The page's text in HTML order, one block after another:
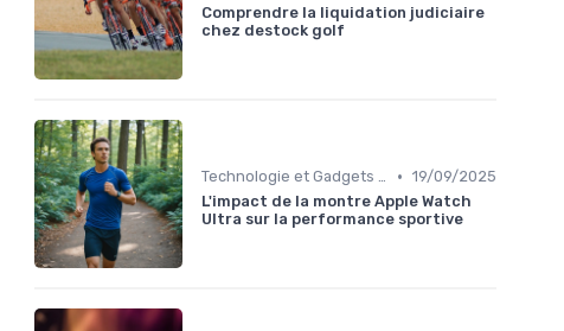
Comprendre la liquidation judiciaire
chez destock golf
Technologie et Gadgets de Sport • 19/09/2025
L'impact de la montre Apple Watch
Ultra sur la performance sportive